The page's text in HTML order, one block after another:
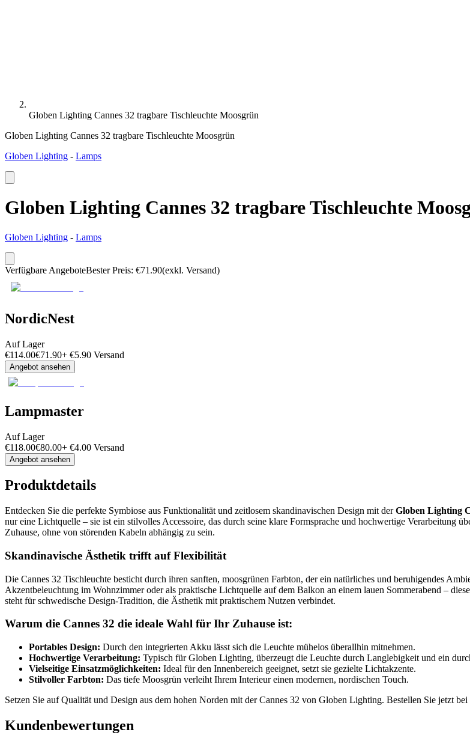
Globen Lighting Cannes 32 tragbare Tischleuchte Moosgrün
Globen Lighting Cannes 32 tragbare Tischleuchte Moosgrün
Globen Lighting - Lamps
Globen Lighting Cannes 32 tragbare Tischleuchte
Globen Lighting - Lamps
Verfügbare AngeboteBester Preis: €71.90(exkl. Versand)
NordicNest
Auf Lager
€114.00€71.90+ €5.90 Versand
Angebot ansehen
Lampmaster
Auf Lager
€118.00€80.00+ €4.00 Versand
Angebot ansehen
Produktdetails
Entdecken Sie die perfekte Symbiose aus Funktionalität und zeitlosem skandinavischen Design mit derGloben Lighting
nur eine Lichtquelle – sie ist ein stilvolles Accessoire, das durch seine klare Formsprache und hochwertige Verarbeitung
Zuhause, ohne von störenden Kabeln abhängig zu sein.
Skandinavische Ästhetik trifft auf Flexibilität
Die Cannes 32 Tischleuchte besticht durch ihren sanften, moosgrünen Farbton, der ein natürliches und beruhigendes
Akzentbeleuchtung im Wohnzimmer oder als praktische Lichtquelle auf dem Balkon an einem lauen Sommerabend –
steht für schwedische Design-Tradition, die Ästhetik mit praktischem Nutzen verbindet.
Warum die Cannes 32 die ideale Wahl für Ihr Zuhause ist:
Portables Design: Durch den integrierten Akku lässt sich die Leuchte mühelos überallhin mitnehmen.
Hochwertige Verarbeitung: Typisch für Globen Lighting, überzeugt die Leuchte durch Langlebigkeit und ein
Vielseitige Einsatzmöglichkeiten: Ideal für den Innenbereich geeignet, setzt sie gezielte Lichtakzente.
Stilvoller Farbton: Das tiefe Moosgrün verleiht Ihrem Interieur einen modernen, nordischen Touch.
Setzen Sie auf Qualität und Design aus dem hohen Norden mit der Cannes 32 von Globen Lighting. Bestellen Sie jetzt
Kundenbewertungen